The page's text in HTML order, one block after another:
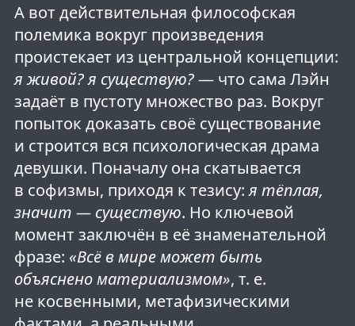
А вот действительная философская
полемика вокруг произведения
проистекает из центральной концепции:
я живой? я существую?— что сама Лэйн
задаёт в пустоту множество раз. Вокруг
попыток доказать своё существование
и строится вся психологическая драма
девушки. Поначалу она скатывается
в софизмы, приходя к тезису:я тёплая,
значит — существую. Но ключевой
момент заключён в её знаменательной
фразе: «Всё в мире может быть
объяснено материализмом», т. е.
не косвенными, метафизическими